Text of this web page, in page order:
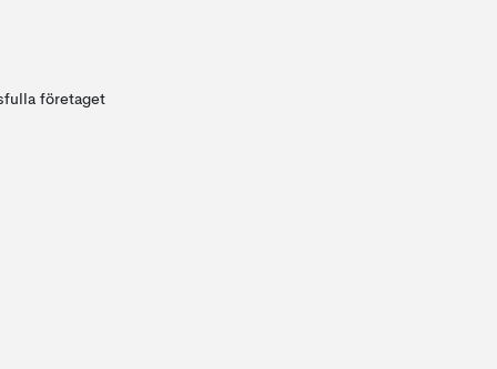
företaget